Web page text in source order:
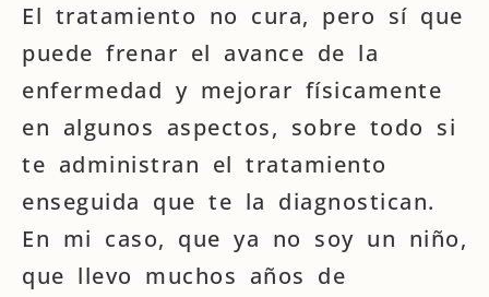
El tratamiento no cura, pero sí que
puede frenar el avance de la
enfermedad y mejorar físicamente
en algunos aspectos, sobre todo si
te administran el tratamiento
enseguida que te la diagnostican.
En mi caso, que ya no soy un niño,
que llevo muchos años de